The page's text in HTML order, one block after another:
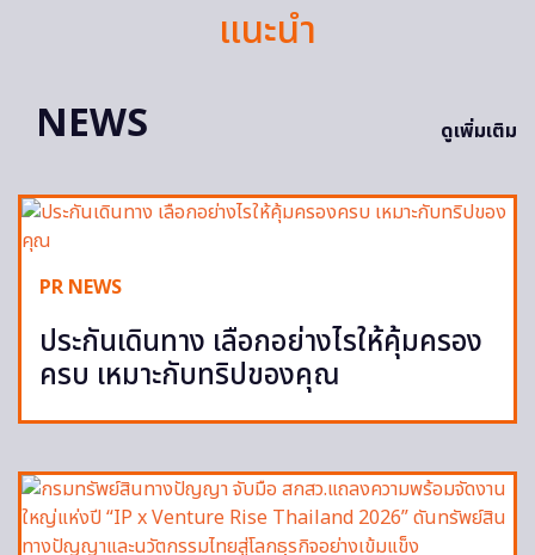
แนะนำ
NEWS
ดูเพิ่มเติม
PR NEWS
ประกันเดินทาง เลือกอย่างไรให้คุ้มครอง
ครบ เหมาะกับทริปของคุณ